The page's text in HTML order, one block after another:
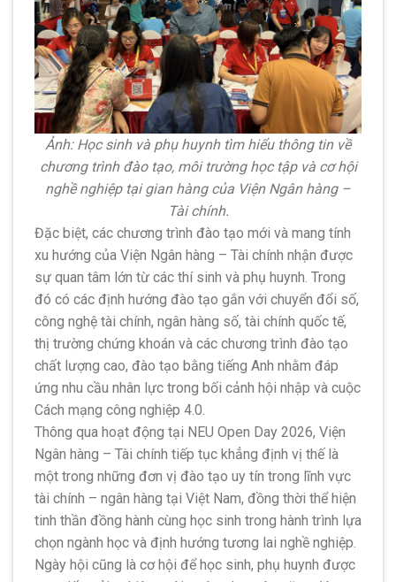
Ảnh: Học sinh và phụ huynh tìm hiểu thông tin về
chương trình đào tạo, môi trường học tập và cơ hội
nghề nghiệp tại gian hàng của Viện Ngân hàng –
Tài chính.
Đặc biệt, các chương trình đào tạo mới và mang tính
xu hướng của Viện Ngân hàng – Tài chính nhận được
sự quan tâm lớn từ các thí sinh và phụ huynh. Trong
đó có các định hướng đào tạo gắn với chuyển đổi số,
công nghệ tài chính, ngân hàng số, tài chính quốc tế,
thị trường chứng khoán và các chương trình đào tạo
chất lượng cao, đào tạo bằng tiếng Anh nhằm đáp
ứng nhu cầu nhân lực trong bối cảnh hội nhập và cuộc
Cách mạng công nghiệp 4.0.
Thông qua hoạt động tại NEU Open Day 2026, Viện
Ngân hàng – Tài chính tiếp tục khẳng định vị thế là
một trong những đơn vị đào tạo uy tín trong lĩnh vực
tài chính – ngân hàng tại Việt Nam, đồng thời thể hiện
tinh thần đồng hành cùng học sinh trong hành trình lựa
chọn ngành học và định hướng tương lai nghề nghiệp.
Ngày hội cũng là cơ hội để học sinh, phụ huynh được